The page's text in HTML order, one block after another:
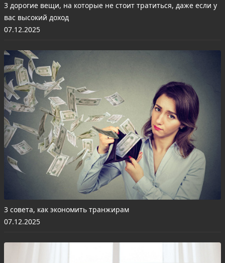
3 дорогие вещи, на которые не стоит тратиться, даже если у
вас высокий доход
07.12.2025
3 совета, как экономить транжирам
07.12.2025